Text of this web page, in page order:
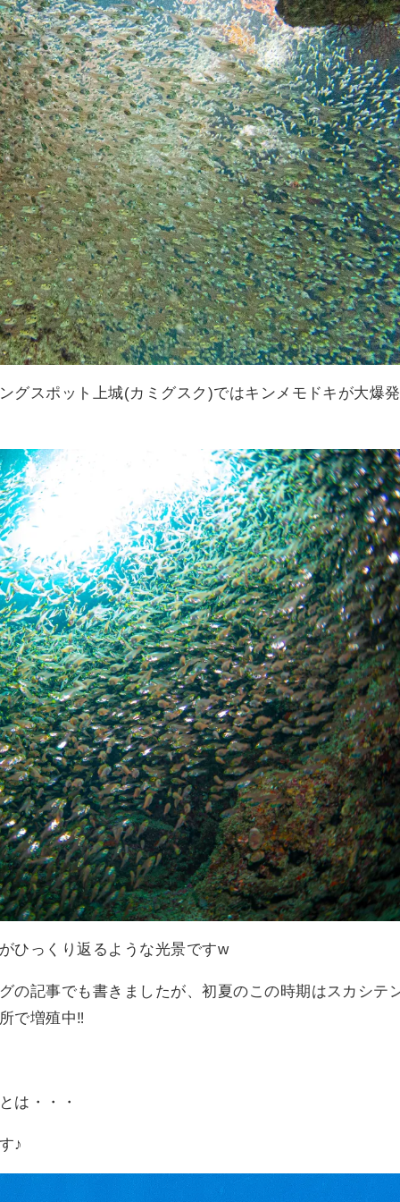
グスポット上城(カミグスク)ではキンメモドキが大爆発
ひっくり返るような光景ですw
の記事でも書きましたが、初夏のこの時期はスカシテ
で増殖中‼️
は・・・
♪